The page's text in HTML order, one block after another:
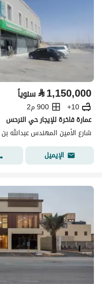
⃁1,150,000 سنوياً
10+
900 م2
عمارة فاخرة للإيجار حي النرحس
الإيميل